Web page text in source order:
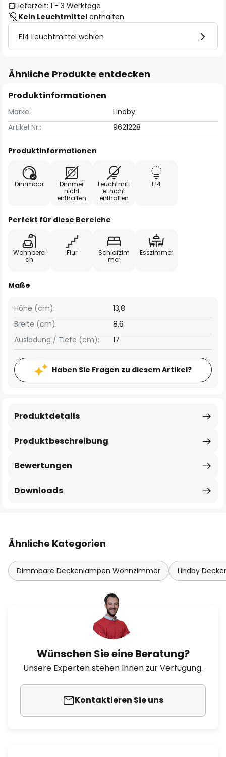
Lieferzeit: 1 - 3 Werktage
Kein Leuchtmittel enthalten
E14 Leuchtmittel wählen
Ähnliche Produkte entdecken
Produktinformationen
Marke:
Lindby
Artikel Nr.:
9621228
Produktinformationen
Dimmbar
Dimmer
nicht
enthalten
Leuchtmitt
el nicht
enthalten
E14
Perfekt für diese Bereiche
Wohnberei
ch
Flur
Schlafzim
mer
Esszimmer
Maße
Breite (cm): 8,6
Höhe (cm): 13,8
Ausladung / Tiefe (cm): 17
Haben Sie Fragen zu diesem Artikel?
Produktbeschreibung
Produktdetails
Bewertungen
Downloads
Ähnliche Kategorien
Dimmbare Deckenlampen Wohnzimmer Lindby
Wünschen Sie eine Beratung?
Unsere Experten stehen Ihnen zur Verfügung.
Kontaktieren Sie uns